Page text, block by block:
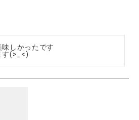
しかったです
す(>_<)